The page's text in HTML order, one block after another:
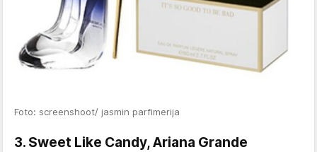
Foto: screenshoot/ jasmin parfimerija
3. Sweet Like Candy, Ariana Grande